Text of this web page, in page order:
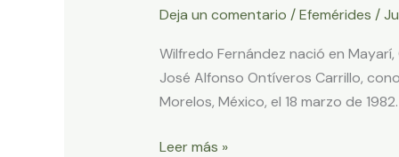
Deja un comentario /Efemérides /
Wilfredo Fernández nació en
José Alfonso Ontíveros Carrillo,
Morelos, México, el 18 marzo de
18
2024
Leer más »